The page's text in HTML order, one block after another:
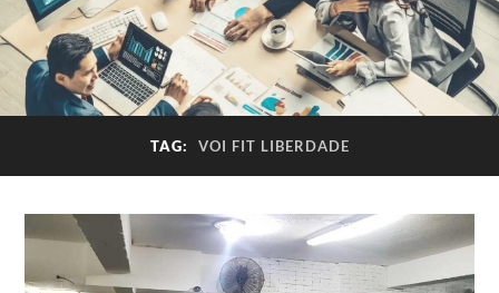
TAG: VOI FIT LIBERDADE